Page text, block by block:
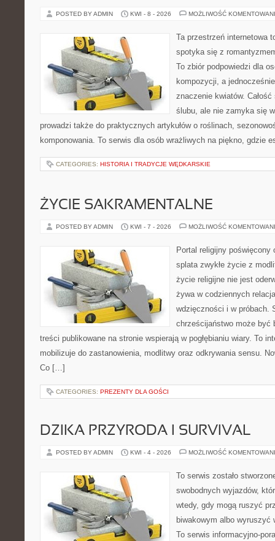
POSTED BY ADMIN KWI - 8 - 2026 MOŻLIWOŚĆ
Ta przestrzeń internetowa
spotyka się z
To zbiór podpowiedzi dla
kompozycji, a
znaczenie kwiatów.
ślubu, ale nie zamyka się
prowadzi także do praktycznych artykułów o roślinach,
komponowania. To serwis dla osób wrażliwych na piękno, gdzie
CATEGORIES: HISTORIA I TRADYCJE WĘDKARSKIE
ŻYCIE SAKRAMENTALNE
POSTED BY ADMIN KWI - 7 - 2026 MOŻLIWOŚĆ
Portal religijny
splata zwykłe życie z
życie religijne nie jest
żywa w codziennych
wdzięczności i w próbach.
chrześcijaństwo może być
treści publikowane na stronie wspierają w pogłębianiu wiary. To
mobilizuje do zastanowienia, modlitwy oraz odkrywania sensu.
Co […]
CATEGORIES: PREZENTY DLA GOŚCI
DZIKA PRZYRODA I SURVIVAL
POSTED BY ADMIN KWI - 4 - 2026 MOŻLIWOŚĆ
To serwis zostało
swobodnych wyjazdów,
wtedy, gdy mogą ruszyć
biwakowym albo wyruszyć
To serwis informacyjno-